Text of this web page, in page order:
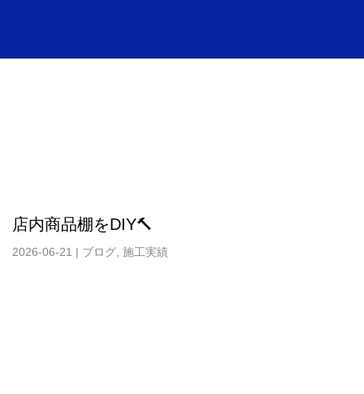
店内商品棚をDIY🔨
2026-06-21 | ブログ 施工実績